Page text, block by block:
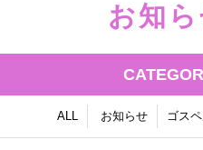
お知
ALL お知らせ ゴス